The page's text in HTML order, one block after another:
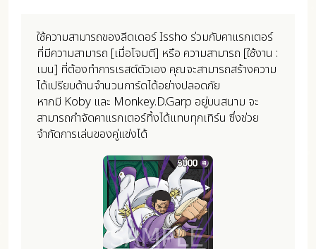
ใช้ความสามารถของลีดเดอร์ Issho ร่วมกับคาแรกเตอร์
ที่มีความสามารถ [เมื่อโจมตี] หรือ ความสามารถ [ใช้งาน :
เมน] ที่ต้องทำการเรสต์ตัวเอง คุณจะสามารถสร้างความ
ได้เปรียบด้านจำนวนการ์ดได้อย่างปลอดภัย
หากมี Koby และ Monkey.D.Garp อยู่บนสนาม จะ
สามารถกำจัดคาแรกเตอร์ทิ้งได้แทบทุกเทิร์น ซึ่งช่วย
จำกัดการเล่นของคู่แข่งได้